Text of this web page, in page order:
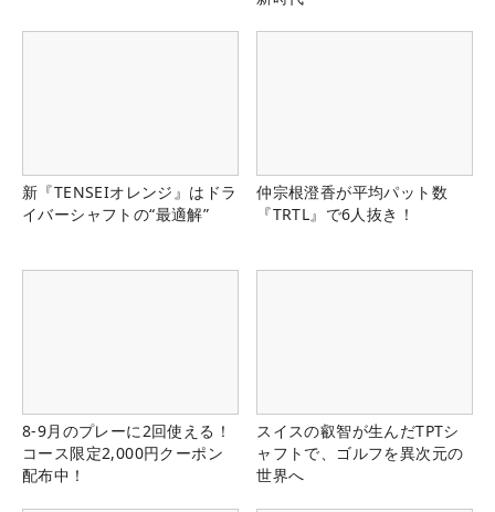
新『TENSEIオレンジ』はドラ
イバーシャフトの“最適解”
仲宗根澄香が平均パット数
『TRTL』で6人抜き！
8-9月のプレーに2回使える！
コース限定2,000円クーポン
配布中！
スイスの叡智が生んだTPTシ
ャフトで、ゴルフを異次元の
世界へ